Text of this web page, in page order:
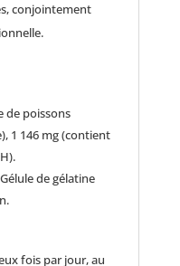
conjointement
de poissons
1 146 mg (contient
de gélatine
fois par jour, au